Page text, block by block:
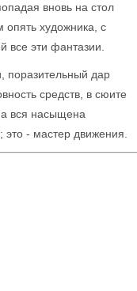
вновь на стол
художника, с
все эти фантазии.
поразительный дар
средств, в сюите
вся насыщена
это - мастер движения.